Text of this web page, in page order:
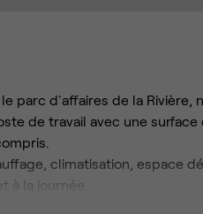
parc d'affaires de la Rivière,
de travail avec une surface
climatisation, espace
à la journée.